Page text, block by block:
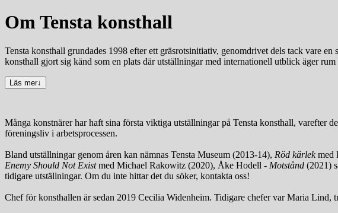
Om Tensta konsthall
Tensta konsthall grundades 1998 efter ett gräsrotsinitiativ, genomdrivet dels tack vare
konsthall gjort sig känd som en plats där utställningar med internationell utblick äger
Läs mer↓
Många konstnärer har haft sina första viktiga utställningar på Tensta konsthall, varefter
föreningsliv i arbetsprocessen.
Bland utställningar genom åren kan nämnas Tensta Museum (2013-14), Röd kärlekmed
Enemy Should Not Existmed Michael Rakowitz (2020), Åke Hodell - Motstånd (2021)
tidigare utställningar. Om du inte hittar det du söker, kontakta oss!
Chef för konsthallen är sedan 2019 Cecilia Widenheim. Tidigare chefer var Maria